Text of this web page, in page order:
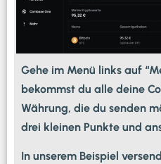
Gehe im Menü links auf
bekommst du alle deine
Währung, die du senden
drei kleinen Punkte und
In unserem Beispiel